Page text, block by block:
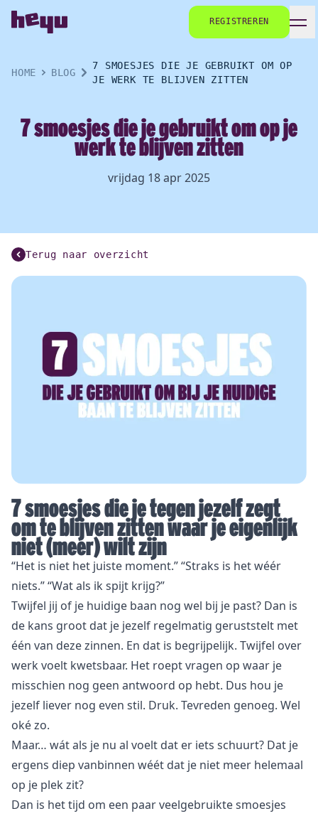
REGISTREREN
HOME BLOG
7 SMOESJES DIE JE GEBRUIKT OM OP
JE WERK TE BLIJVEN ZITTEN
7 smoesjes die je gebruikt om op je
werk te blijven zitten
vrijdag 18 apr 2025
Terug naar overzicht
7 smoesjes die je tegen jezelf zegt
om te blijven zitten waar je eigenlijk
niet (meer) wilt zijn
“Het is niet het juiste moment.” “Straks is het wéér
niets.” “Wat als ik spijt krijg?”
Twijfel jij of je huidige baan nog wel bij je past? Dan is
de kans groot dat je jezelf regelmatig geruststelt met
één van deze zinnen. En dat is begrijpelijk. Twijfel over
werk voelt kwetsbaar. Het roept vragen op waar je
misschien nog geen antwoord op hebt. Dus hou je
jezelf liever nog even stil. Druk. Tevreden genoeg. Wel
oké zo.
Maar… wát als je nu al voelt dat er iets schuurt? Dat je
ergens diep vanbinnen wéét dat je niet meer helemaal
op je plek zit?
Dan is het tijd om een paar veelgebruikte smoesjes